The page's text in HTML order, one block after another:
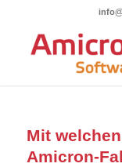
Mit
Amicron-